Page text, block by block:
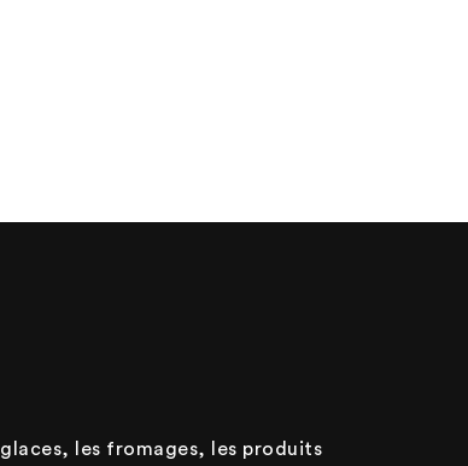
les fromages, les produits